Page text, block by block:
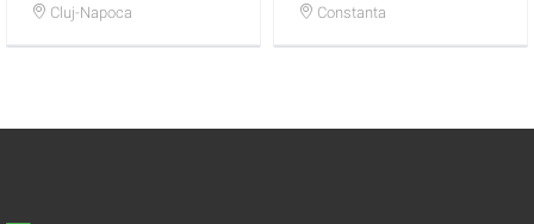
Cluj-Napoca
CENTRALA PE GAZE
Constanta